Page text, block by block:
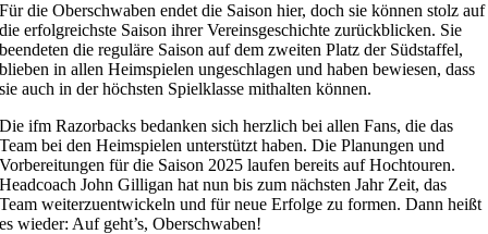
Für die Oberschwaben endet die Saison hier, doch sie können stolz auf
die erfolgreichste Saison ihrer Vereinsgeschichte zurückblicken. Sie
beendeten die reguläre Saison auf dem zweiten Platz der Südstaffel,
blieben in allen Heimspielen ungeschlagen und haben bewiesen, dass
sie auch in der höchsten Spielklasse mithalten können.
Die ifm Razorbacks bedanken sich herzlich bei allen Fans, die das
Team bei den Heimspielen unterstützt haben. Die Planungen und
Vorbereitungen für die Saison 2025 laufen bereits auf Hochtouren.
Headcoach John Gilligan hat nun bis zum nächsten Jahr Zeit, das
Team weiterzuentwickeln und für neue Erfolge zu formen. Dann heißt
es wieder: Auf geht’s, Oberschwaben!